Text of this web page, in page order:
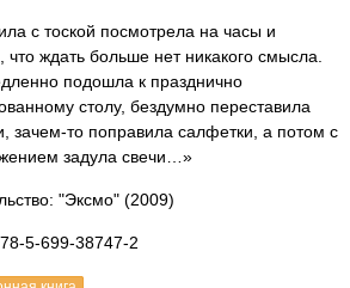
с тоской посмотрела на часы и
что ждать больше нет никакого смысла.
подошла к празднично
столу, бездумно переставила
зачем-то поправила салфетки, а потом с
задула свечи…»
"Эксмо" (2009)
5-699-38747-2